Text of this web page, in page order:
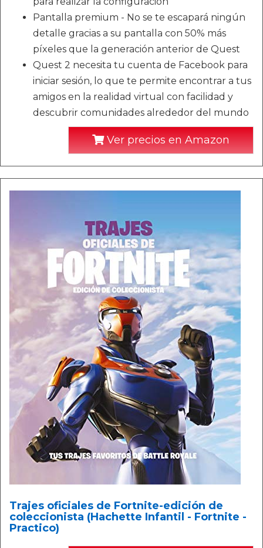
Pantalla premium - No se te escapará ningún
detalle gracias a su pantalla con 50% más
píxeles que la generación anterior de Quest
Quest 2 necesita tu cuenta de Facebook para
iniciar sesión, lo que te permite encontrar a tus
amigos en la realidad virtual con facilidad y
descubrir comunidades alrededor del mundo
Ver precios en Amazon
Trajes oficiales de Fortnite-edición de
coleccionista (Hachette Infantil - Fortnite -
Practico)